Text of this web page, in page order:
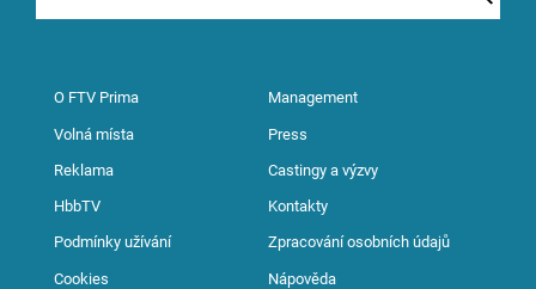
O FTV Prima Management
Volná místa Press
Reklama Castingy a výzvy
HbbTV Kontakty
Podmínky užívání Zpracování osobních údajů
Cookies Nápověda